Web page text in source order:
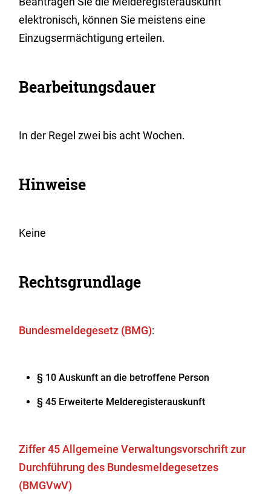
elektronisch, können Sie meistens eine
Einzugsermächtigung erteilen.
Bearbeitungsdauer
In der Regel zwei bis acht Wochen.
Hinweise
Keine
Rechtsgrundlage
Bundesmeldegesetz (BMG):
§ 10 Auskunft an die betroffene Person
§ 45 Erweiterte Melderegisterauskunft
Ziffer 45 Allgemeine Verwaltungsvorschrift zur
Durchführung des Bundesmeldegesetzes
(BMGVwV)